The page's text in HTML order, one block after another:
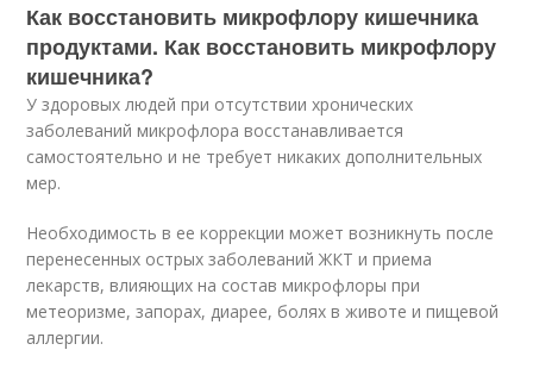
Как восстановить микрофлору кишечника
продуктами. Как восстановить микрофлору
кишечника?
У здоровых людей при отсутствии хронических
заболеваний микрофлора восстанавливается
самостоятельно и не требует никаких дополнительных
мер.
Необходимость в ее коррекции может возникнуть после
перенесенных острых заболеваний ЖКТ и приема
лекарств, влияющих на состав микрофлоры при
метеоризме, запорах, диарее, болях в животе и пищевой
аллергии.